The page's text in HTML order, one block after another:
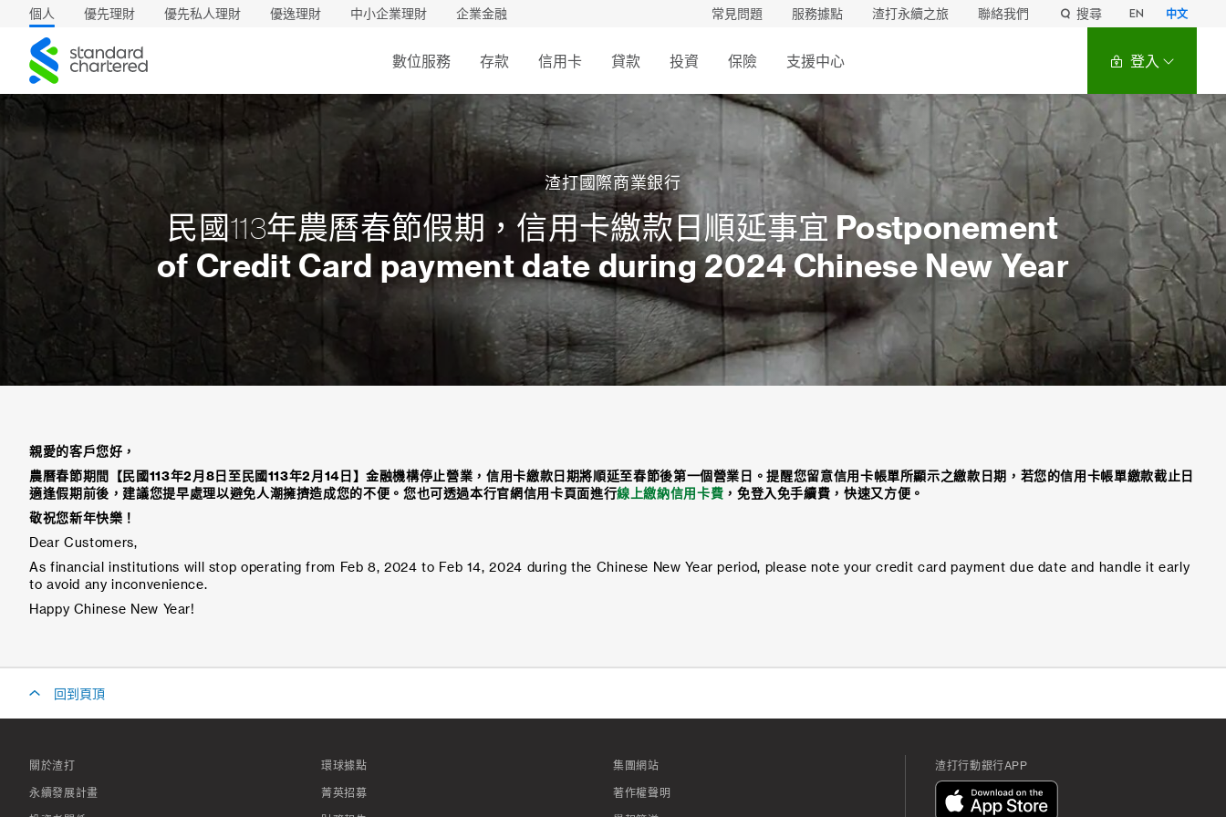
個人 優先理財 優先私人理財 優逸理財 中小企業理財 企業金融 常見問題 服務據點 渣打永續之旅 聯絡我們 搜尋 EN 中文
渣
打
數位服務 存款 信用卡 貸款 投資 保險 支援中心 登入
渣打國際商業銀行
民國113年農曆春節假期，信用卡繳款日順延事宜Postponement
of Credit Card payment date during 2024 Chinese New Year
親愛的客戶您好，
農曆春節期間【民國 113年2 月 8 日至民國 113年2 月 14日】金融機構停止營業，信用卡繳款日期將順延至春節後第一個營業日。提醒您留意信用卡帳單所顯示之繳款日期，若您的信用卡帳單繳款截止日
適逢假期前後，建議您提早處理以避免人潮擁擠造成您的不便。您也可透過本行官網信用卡頁面進行線上繳納信用卡費 ， 免登入免手續費，快速又方便。
敬祝您新年快樂 ！
Dear Customers,
As financial institutions will stop operating from Feb 8, 2024 to Feb 14, 2024 during the Chinese New Year period, please note your credit card payment due date and handle it early
to avoid any inconvenience.
Happy Chinese New Year!
回到頁頂
關於渣打
永續發展計畫
環球據點
菁英招募
集團網站
著作權聲明
渣打行動銀行APP
App
Icon